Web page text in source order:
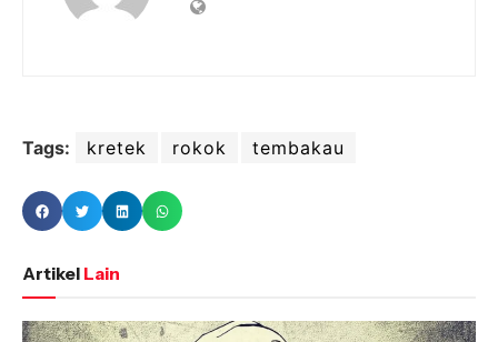
Tags: kretek rokok tembakau
Artikel Lain